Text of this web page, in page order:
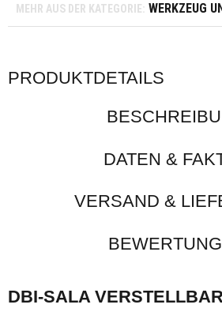
MEHR AUS DER KATEGORIE: WERKZEUG
PRODUKTDETAILS
DATEN &
VERSAND &
DBI-SALA